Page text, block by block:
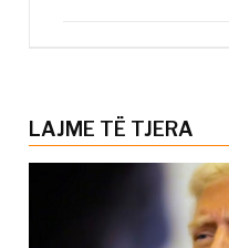
LAJME TË TJERA